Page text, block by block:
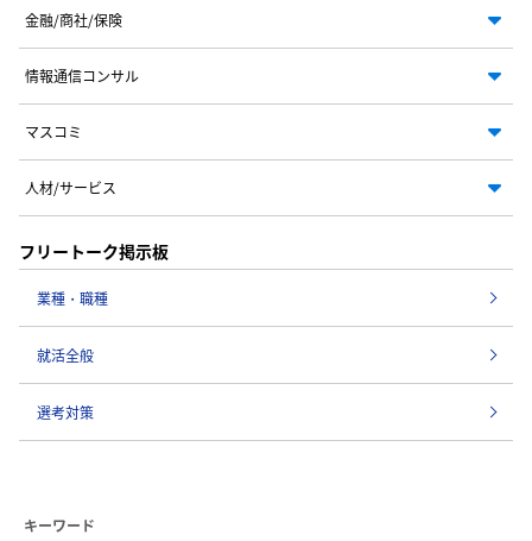
金融/商社/保険
情報通信コンサル
マスコミ
人材/サービス
フリートーク掲示板
業種・職種
就活全般
選考対策
キーワード